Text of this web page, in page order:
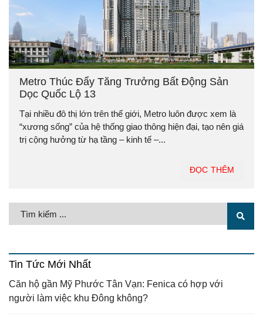
Metro Thúc Đẩy Tăng Trưởng Bất Động Sản
Dọc Quốc Lộ 13
Tại nhiều đô thị lớn trên thế giới, Metro luôn được xem là
“xương sống” của hệ thống giao thông hiện đại, tạo nên giá
trị cộng hưởng từ hạ tầng – kinh tế –...
ĐỌC THÊM
Tin Tức Mới Nhất
Căn hộ gần Mỹ Phước Tân Vạn: Fenica có hợp với
người làm việc khu Đông không?